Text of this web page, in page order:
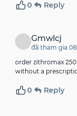
0 Reply
Gmwlcj
đã tham gia
order zithromax
without a
0 Reply